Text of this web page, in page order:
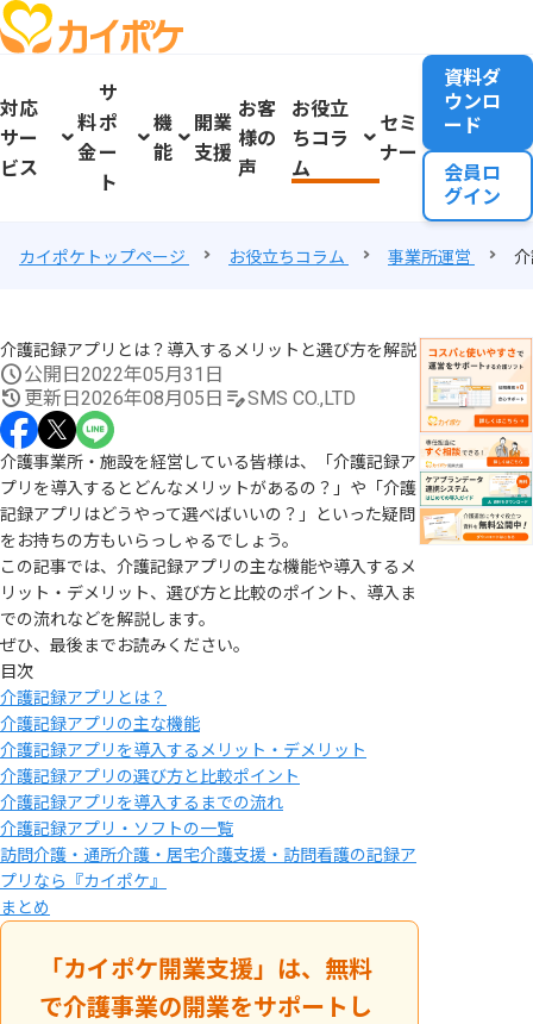
対応
サー
ビス
料
金
サ
ポ
ー
ト
機
能
開業
支援
お客
様の
声
お役立
ちコラ
ム
セミ
ナー
資料ダ
ウンロ
ード
会員ロ
グイン
カイポケトップページ お役立ちコラム 事業所運営
介護記録アプリとは？導入するメリットと選び方を解説
公開日 2022年05月31日
更新日 2026年08月05日 SMS CO.,LTD
介護事業所・施設を経営している皆様は、「介護記録ア
プリを導入するとどんなメリットがあるの？」や「介護
記録アプリはどうやって選べばいいの？」といった疑問
をお持ちの方もいらっしゃるでしょう。
この記事では、介護記録アプリの主な機能や導入するメ
リット・デメリット、選び方と比較のポイント、導入ま
での流れなどを解説します。
ぜひ、最後までお読みください。
目次
介護記録アプリとは？
介護記録アプリの主な機能
介護記録アプリを導入するメリット・デメリット
介護記録アプリの選び方と比較ポイント
介護記録アプリを導入するまでの流れ
介護記録アプリ・ソフトの一覧
訪問介護・通所介護・居宅介護支援・訪問看護の記録ア
プリなら『カイポケ』
まとめ
「カイポケ開業支援」は、無料
で介護事業の開業をサポートし